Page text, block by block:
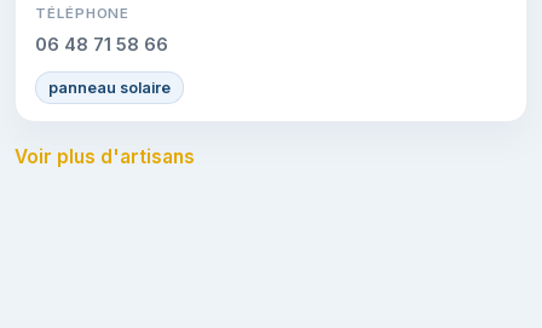
TÉLÉPHONE
06 48 71 58 66
panneau solaire
Voir plus d'artisans